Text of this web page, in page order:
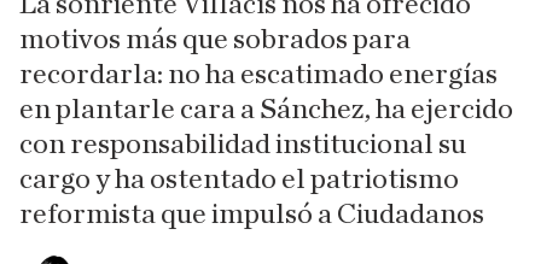
motivos más que sobrados para
recordarla: no ha escatimado energías
en plantarle cara a Sánchez, ha ejercido
con responsabilidad institucional su
cargo y ha ostentado el patriotismo
reformista que impulsó a Ciudadanos